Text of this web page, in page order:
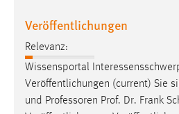
Veröffentlichungen
Relevanz:
Wissensportal
Veröffentlichungen (current) Sie
und Professoren Prof. Dr. Frank